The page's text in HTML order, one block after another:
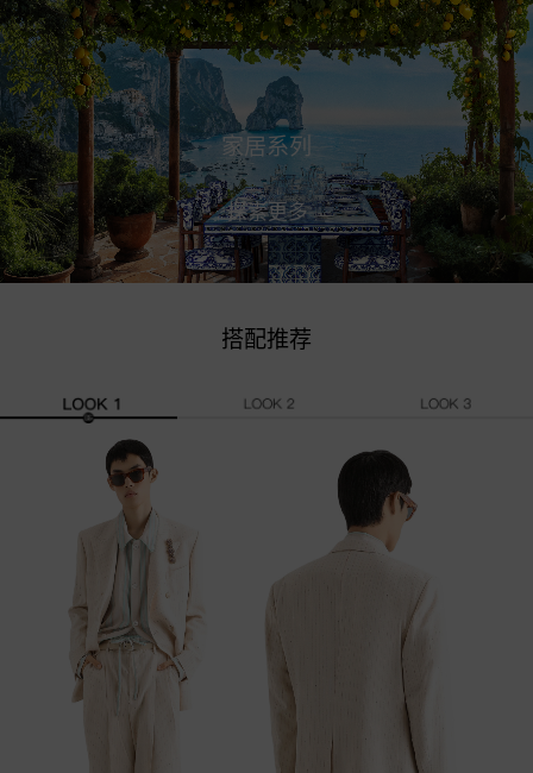
LEOPARD 系列
探索更多
家居系列
探索更多